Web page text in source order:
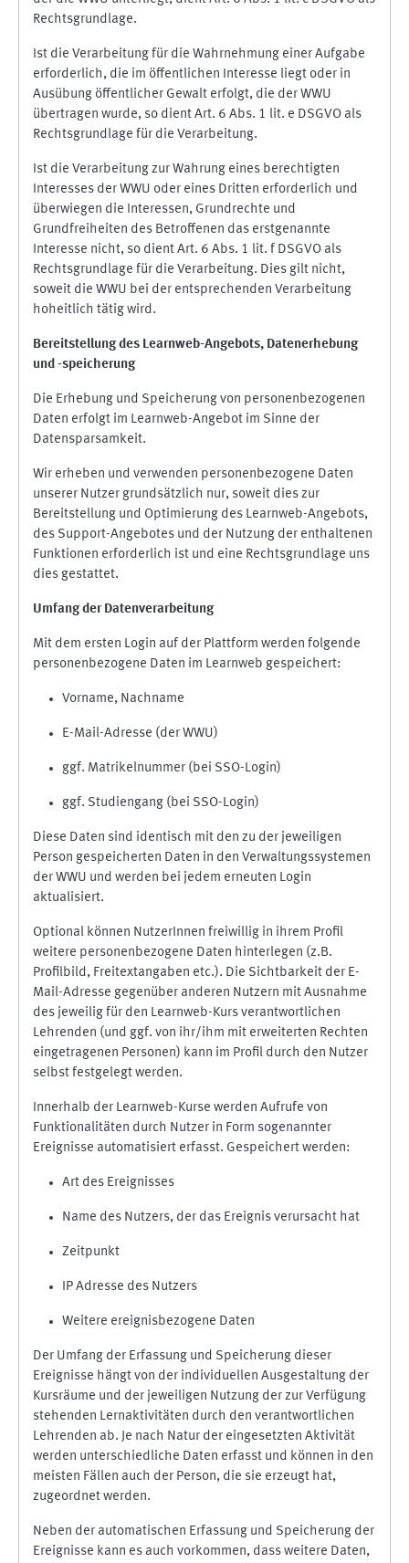
Rechtsgrundlage.
Ist die Verarbeitung für die Wahrnehmung einer Aufgabe
erforderlich, die im öffentlichen Interesse liegt oder in
Ausübung öffentlicher Gewalt erfolgt, die der WWU
übertragen wurde, so dient Art. 6 Abs. 1 lit. e DSGVO als
Rechtsgrundlage für die Verarbeitung.
Ist die Verarbeitung zur Wahrung eines berechtigten
Interesses der WWU oder eines Dritten erforderlich und
überwiegen die Interessen, Grundrechte und
Grundfreiheiten des Betroffenen das erstgenannte
Interesse nicht, so dient Art. 6 Abs. 1 lit. f DSGVO als
Rechtsgrundlage für die Verarbeitung. Dies gilt nicht,
soweit die WWU bei der entsprechenden Verarbeitung
hoheitlich tätig wird.
Bereitstellung des Learnweb-Angebots, Datenerhebung
und -speicherung
Die Erhebung und Speicherung von personenbezogenen
Daten erfolgt im Learnweb-Angebot im Sinne der
Datensparsamkeit.
Wir erheben und verwenden personenbezogene Daten
unserer Nutzer grundsätzlich nur, soweit dies zur
Bereitstellung und Optimierung des Learnweb-Angebots,
des Support-Angebotes und der Nutzung der enthaltenen
Funktionen erforderlich ist und eine Rechtsgrundlage uns
dies gestattet.
Umfang der Datenverarbeitung
Mit dem ersten Login auf der Plattform werden folgende
personenbezogene Daten im Learnweb gespeichert:
Vorname, Nachname
E-Mail-Adresse (der WWU)
ggf. Matrikelnummer (bei SSO-Login)
ggf. Studiengang (bei SSO-Login)
Diese Daten sind identisch mit den zu der jeweiligen
Person gespeicherten Daten in den Verwaltungssystemen
der WWU und werden bei jedem erneuten Login
aktualisiert.
Optional können NutzerInnen freiwillig in ihrem Profil
weitere personenbezogene Daten hinterlegen (z.B.
Profilbild, Freitextangaben etc.). Die Sichtbarkeit der E-
Mail-Adresse gegenüber anderen Nutzern mit Ausnahme
des jeweilig für den Learnweb-Kurs verantwortlichen
Lehrenden (und ggf. von ihr/ihm mit erweiterten Rechten
eingetragenen Personen) kann im Profil durch den Nutzer
selbst festgelegt werden.
Innerhalb der Learnweb-Kurse werden Aufrufe von
Funktionalitäten durch Nutzer in Form sogenannter
Ereignisse automatisiert erfasst. Gespeichert werden:
Art des Ereignisses
Name des Nutzers, der das Ereignis verursacht hat
Zeitpunkt
IP Adresse des Nutzers
Weitere ereignisbezogene Daten
Der Umfang der Erfassung und Speicherung dieser
Ereignisse hängt von der individuellen Ausgestaltung der
Kursräume und der jeweiligen Nutzung der zur Verfügung
stehenden Lernaktivitäten durch den verantwortlichen
Lehrenden ab. Je nach Natur der eingesetzten Aktivität
werden unterschiedliche Daten erfasst und können in den
meisten Fällen auch der Person, die sie erzeugt hat,
zugeordnet werden.
Neben der automatischen Erfassung und Speicherung der
Ereignisse kann es auch vorkommen, dass weitere Daten,